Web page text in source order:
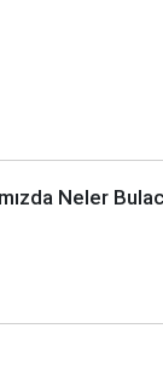
Neler